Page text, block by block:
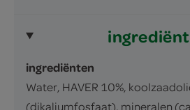
ingrediënten
Water, HAVER 10%,
(dikaliumfosfaat), mineralen